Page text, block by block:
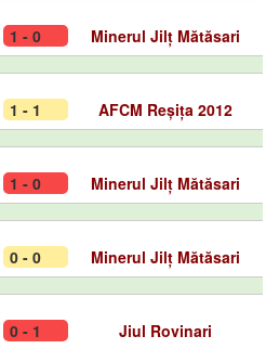
1 - 0 Minerul Jilț Mătăsari
1 - 1 AFCM Reșița 2012
1 - 0 Minerul Jilț Mătăsari
0 - 0 Minerul Jilț Mătăsari
0 - 1 Jiul Rovinari